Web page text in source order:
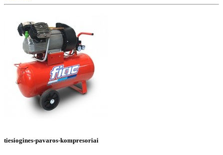
tiesiogines-pavaros-kompresoriai